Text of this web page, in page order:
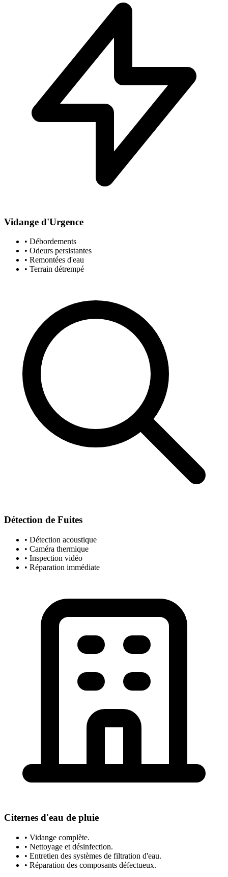
Vidange d'Urgence
• Débordements
• Odeurs persistantes
• Remontées d'eau
• Terrain détrempé
Détection de Fuites
• Détection acoustique
• Caméra thermique
• Inspection vidéo
• Réparation immédiate
Citernes d'eau de pluie
• Vidange complète.
• Nettoyage et désinfection.
• Entretien des systèmes de filtration d'eau.
• Réparation des composants défectueux.